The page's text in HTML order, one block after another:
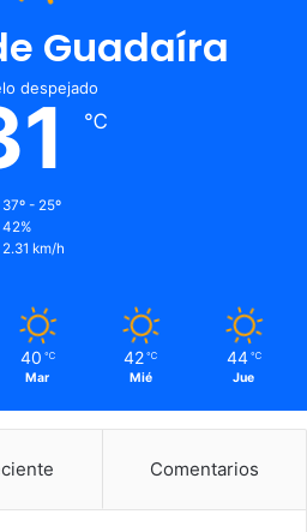
Guadaíra
despejado
℃
37º - 25º
42%
2.31 km/h
40 ℃
Mar
42 ℃
Mié
44 ℃
Jue
Comentarios